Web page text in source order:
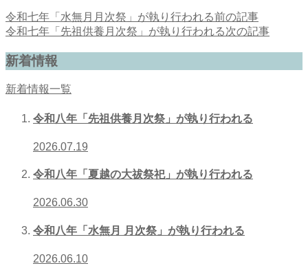
令和七年「水無月月次祭」が執り行われる前の記事
令和七年「先祖供養月次祭」が執り行われる次の記事
新着情報
新着情報一覧
令和八年「先祖供養月次祭」が執り行われる
2026.07.19
令和八年「夏越の大祓祭祀」が執り行われる
2026.06.30
令和八年「水無月 月次祭」が執り行われる
2026.06.10